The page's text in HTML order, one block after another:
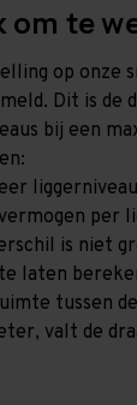
om te
op onze
Dit is de
bij een
per
is niet
laten
tussen
valt de